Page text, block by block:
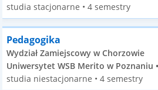
studia stacjonarne • 4 semestry
Pedagogika
Wydział Zamiejscowy w Chorzowie
Uniwersytet WSB Merito w Poznaniu
studia niestacjonarne • 4 semestry